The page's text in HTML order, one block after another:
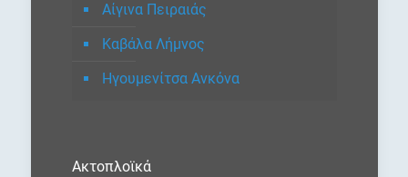
Αίγινα Πειραιάς
Καβάλα Λήμνος
Ηγουμενίτσα Ανκόνα
Ακτοπλοϊκά